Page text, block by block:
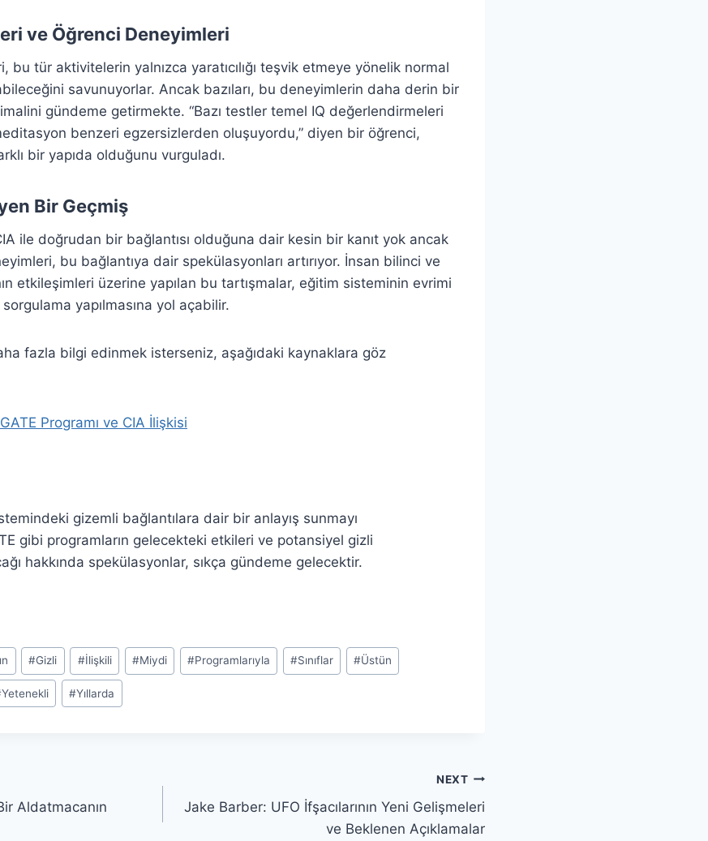
ve Öğrenci Deneyimleri
bu tür aktivitelerin yalnızca yaratıcılığı teşvik etmeye yönelik normal
savunuyorlar. Ancak bazıları, bu deneyimlerin daha derin bir
gündeme getirmekte. “Bazı testler temel IQ değerlendirmeleri
benzeri egzersizlerden oluşuyordu,” diyen bir öğrenci,
bir yapıda olduğunu vurguladı.
Bir Geçmiş
ile doğrudan bir bağlantısı olduğuna dair kesin bir kanıt yok ancak
bu bağlantıya dair spekülasyonları artırıyor. İnsan bilinci ve
etkileşimleri üzerine yapılan bu tartışmalar, eğitim sisteminin evrimi
yapılmasına yol açabilir.
fazla bilgi edinmek isterseniz, aşağıdaki kaynaklara göz
Programı ve CIA İlişkisi
gizemli bağlantılara dair bir anlayış sunmayı
gibi programların gelecekteki etkileri ve potansiyel gizli
hakkında spekülasyonlar, sıkça gündeme gelecektir.
#Gizli #İlişkili #Miydi #Programlarıyla #Sınıflar #Üstün
Yetenekli #Yıllarda
Aldatmacanın
NEXT
Jake Barber: UFO İfşacılarının Yeni Gelişmeleri
ve Beklenen Açıklamalar